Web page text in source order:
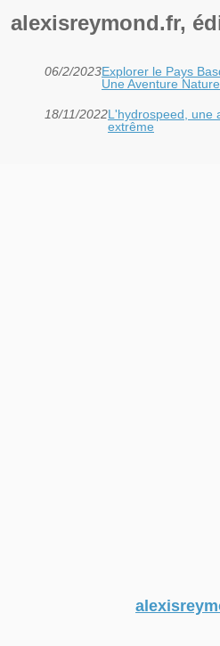
alexisreymond.fr,
06/2/2023Explorer le Pays
Une Aventure
18/11/2022L'hydrospeed, une
extrême